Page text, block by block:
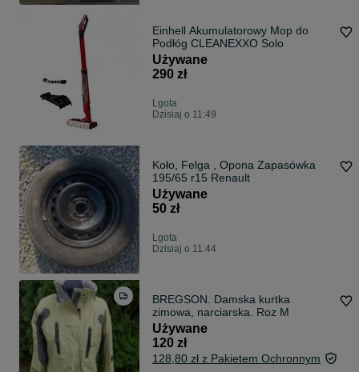
Einhell Akumulatorowy Mop do
Podłóg CLEANEXXO Solo
Używane
290 zł
Lgota
Dzisiaj o 11:49
Koło, Felga , Opona Zapasówka
195/65 r15 Renault
Używane
50 zł
Lgota
Dzisiaj o 11:44
BREGSON. Damska kurtka
zimowa, narciarska. Roz M
Używane
120 zł
128,80 zł z Pakietem Ochronnym